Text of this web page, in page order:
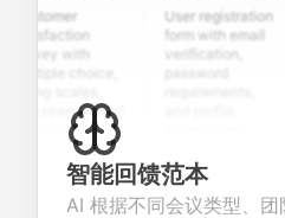
with
open-ended
to
valuable
about
products or
User registration
form with email
verification,
seamless
account
creation.
智能回馈范本
AI 根据不同会议类型、团